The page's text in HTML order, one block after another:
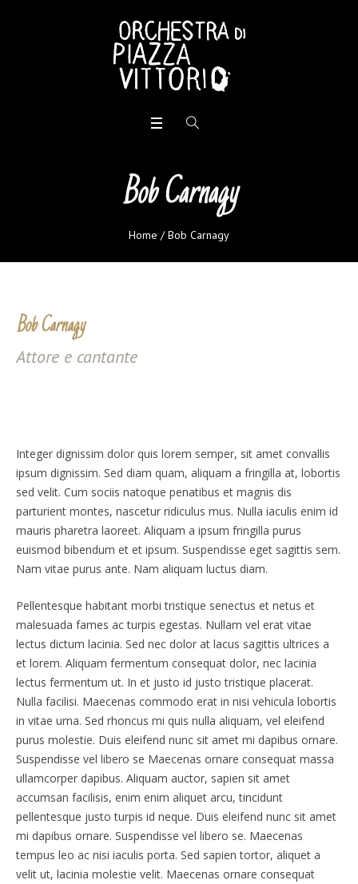
Bob Carnagy
Home / Bob Carnagy
Bob Carnagy
Attore e cantante
Integer dignissim dolor quis lorem semper, sit amet convallis
ipsum dignissim. Sed diam quam, aliquam a fringilla at, lobortis
sed velit. Cum sociis natoque penatibus et magnis dis
parturient montes, nascetur ridiculus mus. Nulla iaculis enim id
mauris pharetra laoreet. Aliquam a ipsum fringilla purus
euismod bibendum et et ipsum. Suspendisse eget sagittis sem.
Nam vitae purus ante. Nam aliquam luctus diam.
Pellentesque habitant morbi tristique senectus et netus et
malesuada fames ac turpis egestas. Nullam vel erat vitae
lectus dictum lacinia. Sed nec dolor at lacus sagittis ultrices a
et lorem. Aliquam fermentum consequat dolor, nec lacinia
lectus fermentum ut. In et justo id justo tristique placerat.
Nulla facilisi. Maecenas commodo erat in nisi vehicula lobortis
in vitae urna. Sed rhoncus mi quis nulla aliquam, vel eleifend
purus molestie. Duis eleifend nunc sit amet mi dapibus ornare.
Suspendisse vel libero se Maecenas ornare consequat massa
ullamcorper dapibus. Aliquam auctor, sapien sit amet
accumsan facilisis, enim enim aliquet arcu, tincidunt
pellentesque justo turpis id neque. Duis eleifend nunc sit amet
mi dapibus ornare. Suspendisse vel libero se. Maecenas
tempus leo ac nisi iaculis porta. Sed sapien tortor, aliquet a
velit ut, lacinia molestie velit. Maecenas ornare consequat